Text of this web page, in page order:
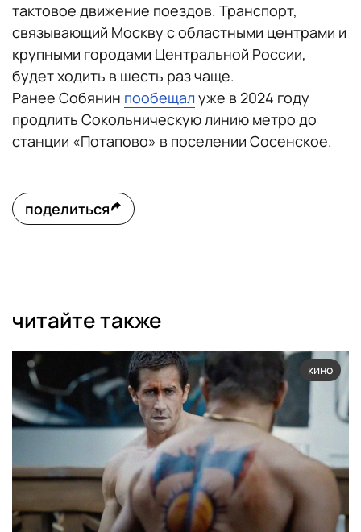
тактовое движение поездов. Транспорт,
связывающий Москву с областными центрами и
крупными городами Центральной России,
будет ходить в шесть раз чаще.
Ранее Собянин пообещалуже в 2024 году
продлить Сокольническую линию метро до
станции «Потапово» в поселении Сосенское.
поделиться
читайте также
кино